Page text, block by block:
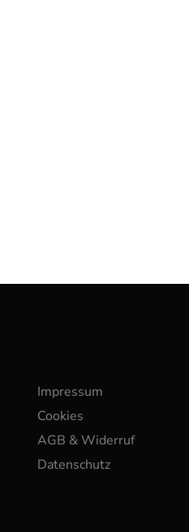
Impressum
Cookies
AGB & Widerruf
Datenschutz